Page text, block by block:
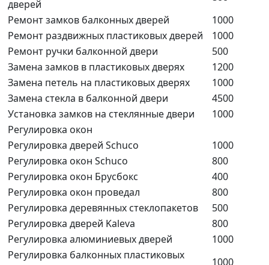
дверей
Ремонт замков балконных дверей
1000
Ремонт раздвижных пластиковых дверей
1000
Ремонт ручки балконной двери
500
Замена замков в пластиковых дверях
1200
Замена петель на пластиковых дверях
1000
Замена стекла в балконной двери
4500
Установка замков на стеклянные двери
1000
Регулировка окон
Регулировка дверей Schuco
1000
Регулировка окон Schuco
800
Регулировка окон Брусбокс
400
Регулировка окон проведал
800
Регулировка деревянных стеклопакетов
500
Регулировка дверей Kaleva
800
Регулировка алюминиевых дверей
1000
Регулировка балконных пластиковых
1000